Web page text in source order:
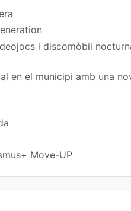
i discomòbil
en el municipi amb una
Move-UP